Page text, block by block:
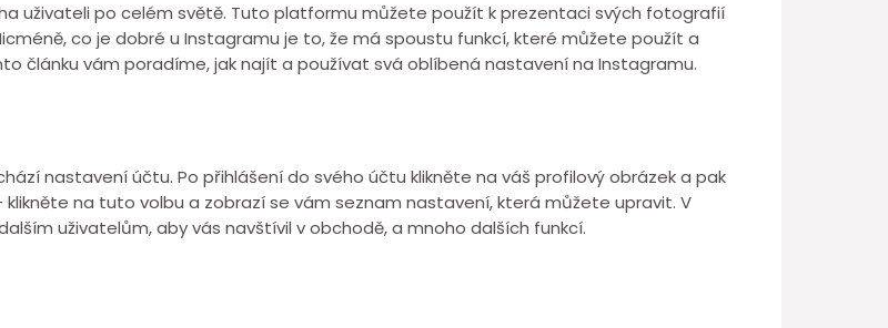
uživateli po celém světě. Tuto platformu můžete použít k prezentaci svých fotografií
co je dobré u Instagramu je to, že má spoustu funkcí, které můžete použít a
článku vám poradíme, jak najít a používat svá oblíbená nastavení na Instagramu.
nastavení účtu. Po přihlášení do svého účtu klikněte na váš profilový obrázek a pak
na tuto volbu a zobrazí se vám seznam nastavení, která můžete upravit. V
uživatelům, aby vás navštívil v obchodě, a mnoho dalších funkcí.